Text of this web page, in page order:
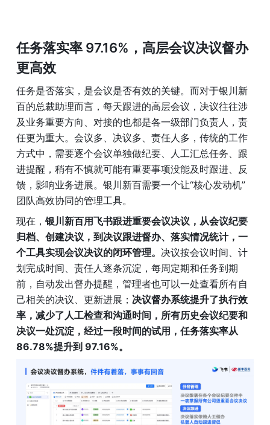
任务落实率 97.16%，高层会议决议督办
更高效
任务是否落实，是会议是否有效的关键。而对于银川新
百的总裁助理而言，每天跟进的高层会议，决议往往涉
及业务重要方向、对接的也都是各一级部门负责人，责
任更为重大。会议多、决议多、责任人多，传统的工作
方式中，需要逐个会议单独做纪要、人工汇总任务、跟
进提醒，稍有不慎就可能有重要事项没能及时跟进、反
馈，影响业务进展。银川新百需要一个让“核心发动机”
团队高效协同的管理工具。
现在， 银川新百用飞书跟进重要会议决议，从会议纪要
归档、创建决议，到决议跟进督办、落实情况统计，一
个工具实现会议决议的闭环管理。 决议按会议时间、计
划完成时间、责任人逐条沉淀，每周定期和任务到期
前，自动发出督办提醒，管理者也可以一处查看所有自
己相关的决议、更新进展； 决议督办系统提升了执行效
率，减少了人工检查和沟通时间，所有历史会议纪要和
决议一处沉淀，经过一段时间的试用，任务落实率从
86.78%提升到 97.16%。